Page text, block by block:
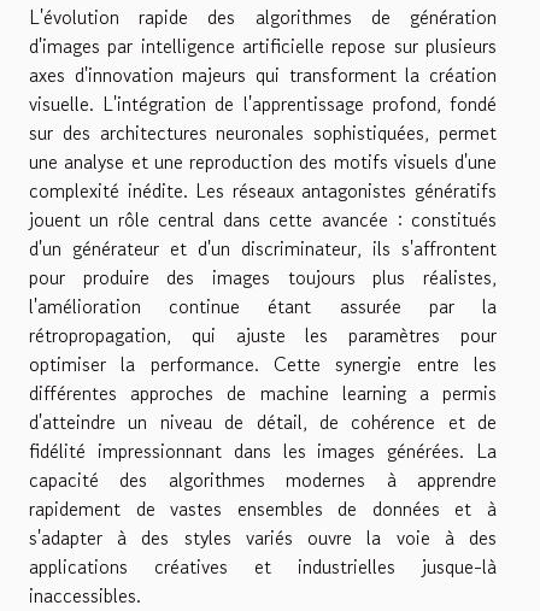
L'évolution rapide des algorithmes de génération
d'images par intelligence artificielle repose sur plusieurs
axes d'innovation majeurs qui transforment la création
visuelle. L'intégration de l'apprentissage profond, fondé
sur des architectures neuronales sophistiquées, permet
une analyse et une reproduction des motifs visuels d'une
complexité inédite. Les réseaux antagonistes génératifs
jouent un rôle central dans cette avancée : constitués
d'un générateur et d'un discriminateur, ils s'affrontent
pour produire des images toujours plus réalistes,
l'amélioration continue étant assurée par la
rétropropagation, qui ajuste les paramètres pour
optimiser la performance. Cette synergie entre les
différentes approches de machine learning a permis
d'atteindre un niveau de détail, de cohérence et de
fidélité impressionnant dans les images générées. La
capacité des algorithmes modernes à apprendre
rapidement de vastes ensembles de données et à
s'adapter à des styles variés ouvre la voie à des
applications créatives et industrielles jusque-là
inaccessibles.